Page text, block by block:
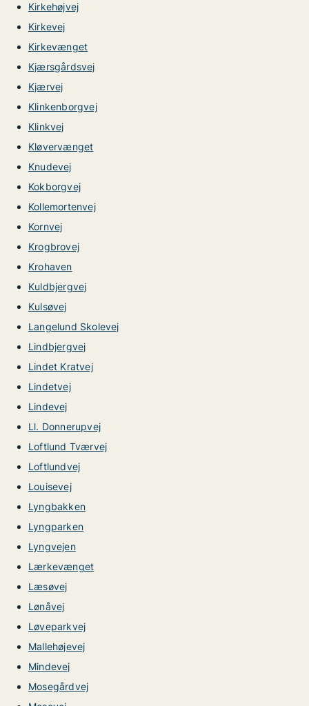
Kirkehøjvej
Kirkevej
Kirkevænget
Kjærsgårdsvej
Kjærvej
Klinkenborgvej
Klinkvej
Kløvervænget
Knudevej
Kokborgvej
Kollemortenvej
Kornvej
Krogbrovej
Krohaven
Kuldbjergvej
Kulsøvej
Langelund Skolevej
Lindbjergvej
Lindet Kratvej
Lindetvej
Lindevej
Ll. Donnerupvej
Loftlund Tværvej
Loftlundvej
Louisevej
Lyngbakken
Lyngparken
Lyngvejen
Lærkevænget
Læsøvej
Lønåvej
Løveparkvej
Mallehøjevej
Mindevej
Mosegårdvej